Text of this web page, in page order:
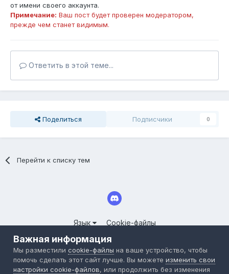
от имени своего аккаунта.
Примечание: Ваш пост будет проверен модератором,
прежде чем станет видимым.
Ответить в этой теме...
Поделиться Подписчики 0
Перейти к списку тем
Язык Cookie-файлы
© 2025 СООБЩЕСТВО СЕРВЕРОВ LINEAGE II FORUM.CLOUDY-
WORLD.RU
Powered by Invision Community
Важная информация
Мы разместилиcookie-файлы на ваше устройство, чтобы
помочь сделать этот сайт лучше. Вы можетеизменить свои
настройки cookie-файлов, или продолжить без изменения